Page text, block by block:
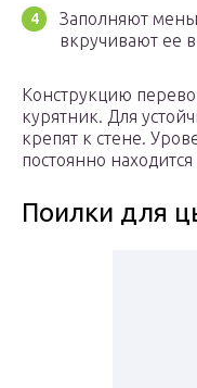
Заполняют
вкручивают ее
Конструкцию
курятник. Для
крепят к стене.
постоянно
Поилки для